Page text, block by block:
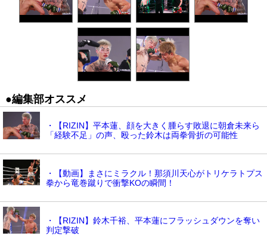
●編集部オススメ
・【RIZIN】平本蓮、顔を大きく腫らす敗退に朝倉未来ら
「経験不足」の声、殴った鈴木は両拳骨折の可能性
・【動画】まさにミラクル！那須川天心がトリケラトプス
拳から竜巻蹴りで衝撃KOの瞬間！
・【RIZIN】鈴木千裕、平本蓮にフラッシュダウンを奪い
判定撃破